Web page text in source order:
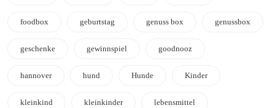
foodbox geburtstag genuss box genussbox
geschenke gewinnspiel goodnooz
hannover hund Hunde Kinder
kleinkind kleinkinder lebensmittel